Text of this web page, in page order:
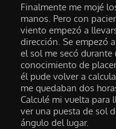
Finalmente me mojé
manos. Pero con
viento empezó a
dirección. Se empezó
el sol me secó
conocimiento de
él pude volver a
me quedaban dos
Calculé mi vuelta para
ver una puesta de sol
ángulo del lugar.